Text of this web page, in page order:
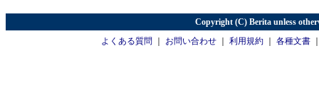
Copyright (C) Berita unless
よくある質問
お問い合わせ 利用規約 各種文書